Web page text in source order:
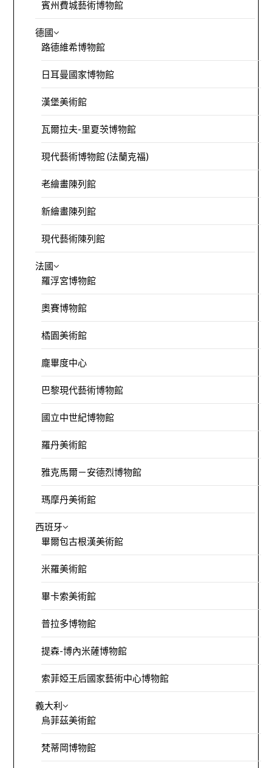
賓州費城藝術博物館
德國
路德維希博物館
日耳曼國家博物館
漢堡美術館
瓦爾拉夫-里夏茨博物館
現代藝術博物館 (法蘭克福)
老繪畫陳列館
新繪畫陳列館
現代藝術陳列館
法國
羅浮宮博物館
奧賽博物館
橘園美術館
龐畢度中心
巴黎現代藝術博物館
國立中世紀博物館
羅丹美術館
雅克馬爾－安德烈博物館
瑪摩丹美術館
西班牙
畢爾包古根漢美術館
米羅美術館
畢卡索美術館
普拉多博物館
提森-博內米薩博物館
索菲婭王后國家藝術中心博物館
義大利
烏菲茲美術館
梵蒂岡博物館